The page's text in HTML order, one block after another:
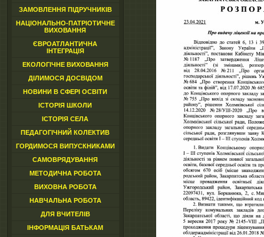
ЗАМОВЛЕННЯ ПІДРУЧНИКІВ
НАЦІОНАЛЬНО-ПАТРІОТИЧНЕ
ВИХОВАННЯ
ЄВРОАТЛАНТИЧНА
ІНТЕГРАЦІЯ
ЕКОЛОГІЧНЕ ВИХОВАННЯ
ДІЛИМОСЯ ДОСВІДОМ
НОВИНИ В СФЕРІ ОСВІТИ
ІСТОРІЯ ШКОЛИ
ІСТОРІЯ СЕЛА
ПЕДАГОГІЧНИЙ КОЛЕКТИВ
ГОРДИМОСЯ ВИПУСКНИКАМИ
САМОВРЯДУВАННЯ
МЕТОДИЧНА РОБОТА
ВИХОВНА РОБОТА
НАВЧАЛЬНА РОБОТА
ДЛЯ ВЧИТЕЛІВ
ІНФОРМАЦІЯ БАТЬКАМ